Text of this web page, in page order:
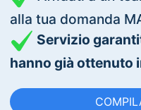
alla tua domanda
Servizio
hanno già ottenuto